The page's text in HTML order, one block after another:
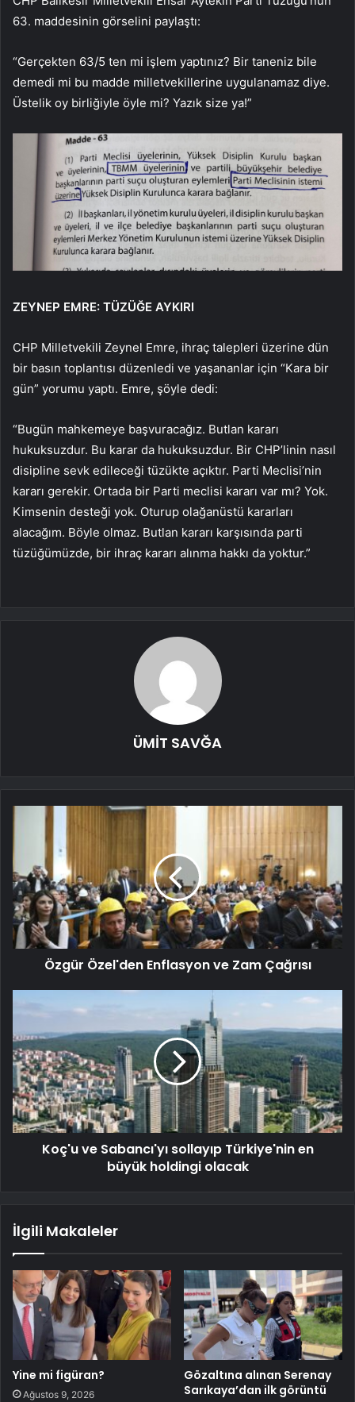
63. maddesinin görselini paylaştı:
“Gerçekten 63/5 ten mi işlem yaptınız? Bir taneniz bile
demedi mi bu madde milletvekillerine uygulanamaz diye.
Üstelik oy birliğiyle öyle mi? Yazık size ya!”
ZEYNEP EMRE: TÜZÜĞE AYKIRI
CHP Milletvekili Zeynel Emre, ihraç talepleri üzerine dün
bir basın toplantısı düzenledi ve yaşananlar için “Kara bir
gün” yorumu yaptı. Emre, şöyle dedi:
“Bugün mahkemeye başvuracağız. Butlan kararı
hukuksuzdur. Bu karar da hukuksuzdur. Bir CHP’linin nasıl
disipline sevk edileceği tüzükte açıktır. Parti Meclisi’nin
kararı gerekir. Ortada bir Parti meclisi kararı var mı? Yok.
Kimsenin desteği yok. Oturup olağanüstü kararları
alacağım. Böyle olmaz. Butlan kararı karşısında parti
tüzüğümüzde, bir ihraç kararı alınma hakkı da yoktur.”
ÜMİT SAVĞA
Özgür Özel'den Enflasyon ve Zam Çağrısı
Koç'u ve Sabancı'yı sollayıp Türkiye'nin en
büyük holdingi olacak
İlgili Makaleler
Yine mi figüran?
Ağustos 9, 2026
Gözaltına alınan Serenay
Sarıkaya’dan ilk görüntü